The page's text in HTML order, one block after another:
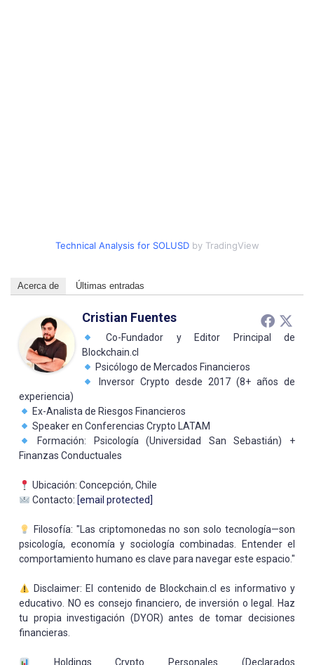
Technical Analysis for SOLUSDby TradingView
Acerca de Últimas entradas
Cristian Fuentes
Co-Fundador y Editor Principal de
Blockchain.cl
Psicólogo de Mercados Financieros
Inversor Crypto desde 2017 (8+ años de
experiencia)
Ex-Analista de Riesgos Financieros
Speaker en Conferencias Crypto LATAM
Formación: Psicología (Universidad San Sebastián) +
Finanzas Conductuales
Ubicación: Concepción, Chile
Contacto: [email protected]
Filosofía: "Las criptomonedas no son solo tecnología—son
psicología, economía y sociología combinadas. Entender el
comportamiento humano es clave para navegar este espacio."
Disclaimer: El contenido de Blockchain.cl es informativo y
educativo. NO es consejo financiero, de inversión o legal. Haz
tu propia investigación (DYOR) antes de tomar decisiones
financieras.
Holdings Crypto Personales (Declarados